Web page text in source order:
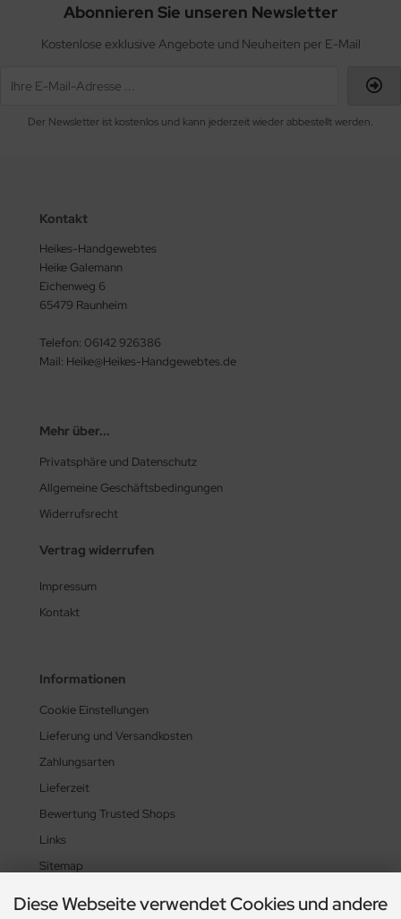
Abonnieren Sie unseren Newsletter
Kostenlose exklusive Angebote und Neuheiten per E-Mail
Der Newsletter ist kostenlos und kann jederzeit wieder abbestellt werden.
Kontakt
Heikes-Handgewebtes
Heike Galemann
Eichenweg 6
65479 Raunheim
Telefon: 06142 926386
Mail: Heike@Heikes-Handgewebtes.de
Mehr über...
Privatsphäre und Datenschutz
Allgemeine Geschäftsbedingungen
Widerrufsrecht
Vertrag widerrufen
Impressum
Kontakt
Informationen
Cookie Einstellungen
Lieferung und Versandkosten
Zahlungsarten
Lieferzeit
Bewertung Trusted Shops
Links
Sitemap
Diese Webseite verwendet Cookies und andere